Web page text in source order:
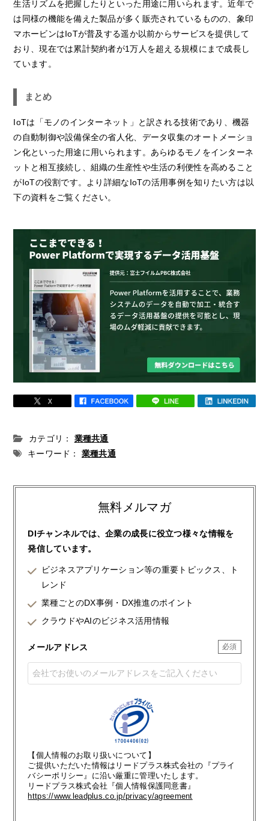
生活リズムを把握したりといった用途に用いられます。近年で
は同様の機能を備えた製品が多く販売されているものの、象印
マホービンはIoTが普及する遥か以前からサービスを提供して
おり、現在では累計契約者が1万人を超える規模にまで成長し
ています。
まとめ
IoTは「モノのインターネット」と訳される技術であり、機器
の自動制御や設備保全の省人化、データ収集のオートメーショ
ン化といった用途に用いられます。あらゆるモノをインターネ
ットと相互接続し、組織の生産性や生活の利便性を高めること
がIoTの役割です。より詳細なIoTの活用事例を知りたい方は以
下の資料をご覧ください。
カテゴリ：
業種共通
キーワード：
業種共通
無料メルマガ
DIチャンネルでは、企業の成長に役立つ様々な情報を
発信しています。
ビジネスアプリケーション等の重要トピックス、ト
レンド
業種ごとのDX事例・DX推進のポイント
クラウドやAIのビジネス活用情報
メールアドレス
【個人情報のお取り扱いについて】
ご提供いただいた情報はリードプラス株式会社の『プライ
バシーポリシー』に沿い厳重に管理いたします。
リードプラス株式会社『個人情報保護同意書』
https://www.leadplus.co.jp/privacy/agreement